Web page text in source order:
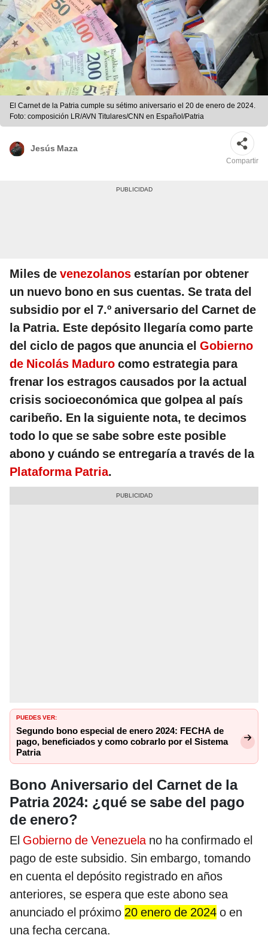
El Carnet de la Patria cumple su sétimo aniversario el 20 de enero de 2024.
Foto: composición LR/AVN Titulares/CNN en Español/Patria
Jesús Maza
Compartir
Miles de venezolanos estarían por obtener
un nuevo bono en sus cuentas. Se trata del
subsidio por el 7.º aniversario del Carnet de
la Patria. Este depósito llegaría como parte
del ciclo de pagos que anuncia el Gobierno
de Nicolás Maduro como estrategia para
frenar los estragos causados por la actual
crisis socioeconómica que golpea al país
caribeño. En la siguiente nota, te decimos
todo lo que se sabe sobre este posible
abono y cuándo se entregaría a través de la
Plataforma Patria.
PUEDES VER:
Segundo bono especial de enero 2024: FECHA de
pago, beneficiados y como cobrarlo por el Sistema
Patria
Bono Aniversario del Carnet de la
Patria 2024: ¿qué se sabe del pago
de enero?
El Gobierno de Venezuelano ha confirmado el
pago de este subsidio. Sin embargo, tomando
en cuenta el depósito registrado en años
anteriores, se espera que este abono sea
anunciado el próximo 20 enero de 2024 o en
una fecha cercana.